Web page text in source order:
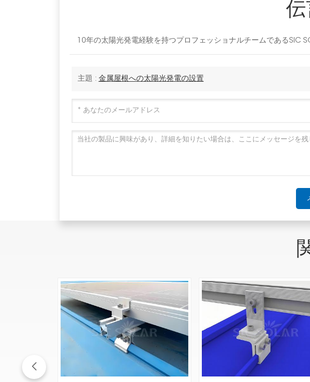
伝
10年の太陽光発電経験を持つプロフェッショナルチームであるSIC
主題 : 金属屋根への太陽光発電の設置